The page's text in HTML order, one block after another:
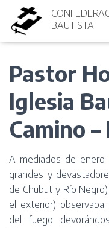
BAUTISTA
Pastor
Iglesia
Camino
A mediados de enero
grandes y
de Chubut y Río
el exterior) observaba
del fuego